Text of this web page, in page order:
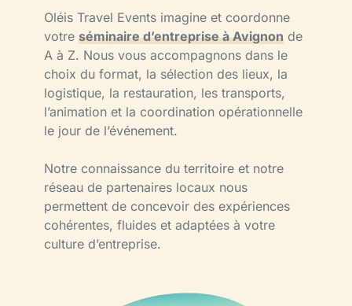
Oléis Travel Events imagine et coordonne
votre séminaire d’entreprise à Avignon de
A à Z. Nous vous accompagnons dans le
choix du format, la sélection des lieux, la
logistique, la restauration, les transports,
l’animation et la coordination opérationnelle
le jour de l’événement.
Notre connaissance du territoire et notre
réseau de partenaires locaux nous
permettent de concevoir des expériences
cohérentes, fluides et adaptées à votre
culture d’entreprise.